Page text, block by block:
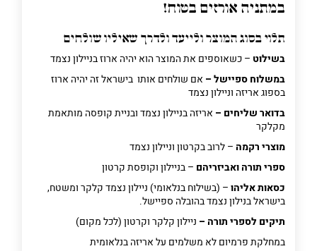
במתניה אורזים בטוח!
תלוי בסוג המוצר ולייעד ולדרך שאיליו שולחים
בשילוט – כשאוספים את המוצר הוא יהיה ארוז בניילון נצמד
במשלוח ספיישל – אם שולחים אותו בישראל זה יהיה ארוז
בספוג אריזה וניילון נצמד
בדואר שליחים – אריזה בניילון נצמד ובניית קופסה מותאמת
מקלקר
מוצרי רקמה – לרוב בקרטון וניילון נצמד
ספרי תורה ואביזריהם – בניילון וקופסת קרטון
כסאות אליהו– (בשילוח בנלאומי) ניילון נצמד קלקר ומשטח,
בישראל בנילון נצמד בהובלה ספיישל.
תיקים לספרי תורה – ניילון קלקר וקרטון (לכל מקום)
במחלקת פרמיוםלא משלמים על אריזה בנלאומית